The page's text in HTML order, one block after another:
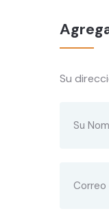
Su